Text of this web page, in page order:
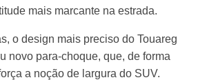
mais marcante na estrada.
o design mais preciso do Touareg
novo para-choque, que, de forma
a noção de largura do SUV.